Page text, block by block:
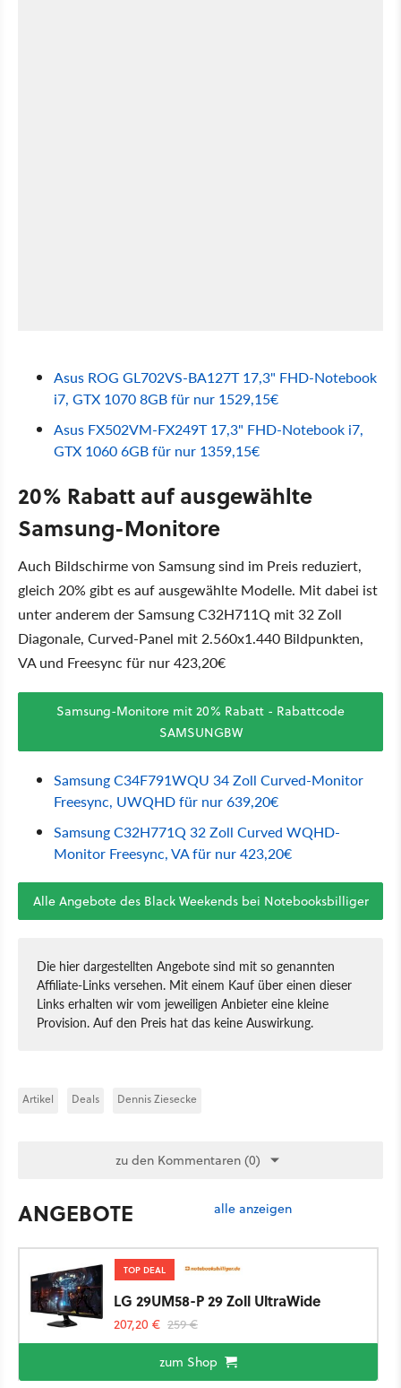
Asus ROG GL702VS-BA127T 17,3" FHD-Notebook
i7, GTX 1070 8GB für nur 1529,15€
Asus FX502VM-FX249T 17,3" FHD-Notebook i7,
GTX 1060 6GB für nur 1359,15€
20% Rabatt auf ausgewählte
Samsung-Monitore
Auch Bildschirme von Samsung sind im Preis reduziert,
gleich 20% gibt es auf ausgewählte Modelle. Mit dabei ist
unter anderem der Samsung C32H711Q mit 32 Zoll
Diagonale, Curved-Panel mit 2.560x1.440 Bildpunkten,
VA und Freesync für nur 423,20€
Samsung-Monitore mit 20% Rabatt - Rabattcode
SAMSUNGBW
Samsung C34F791WQU 34 Zoll Curved-Monitor
Freesync, UWQHD für nur 639,20€
Samsung C32H771Q 32 Zoll Curved WQHD-
Monitor Freesync, VA für nur 423,20€
Alle Angebote des Black Weekends bei Notebooksbilliger
Die hier dargestellten Angebote sind mit so genannten
Affiliate-Links versehen. Mit einem Kauf über einen dieser
Links erhalten wir vom jeweiligen Anbieter eine kleine
Provision. Auf den Preis hat das keine Auswirkung.
Artikel Deals Dennis Ziesecke
zu den Kommentaren (0)
ANGEBOTE alle anzeigen
TOP DEAL
LG 29UM58-P 29 Zoll UltraWide
207,20 € 259 €
zum Shop